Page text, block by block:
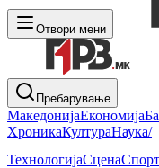
Отвори мени
Пребарување
МакедонијаЕкономија
ХроникаКултураНаука/
ТехнологијаСценаСпорт